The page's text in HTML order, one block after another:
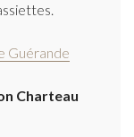
Guérande
Charteau